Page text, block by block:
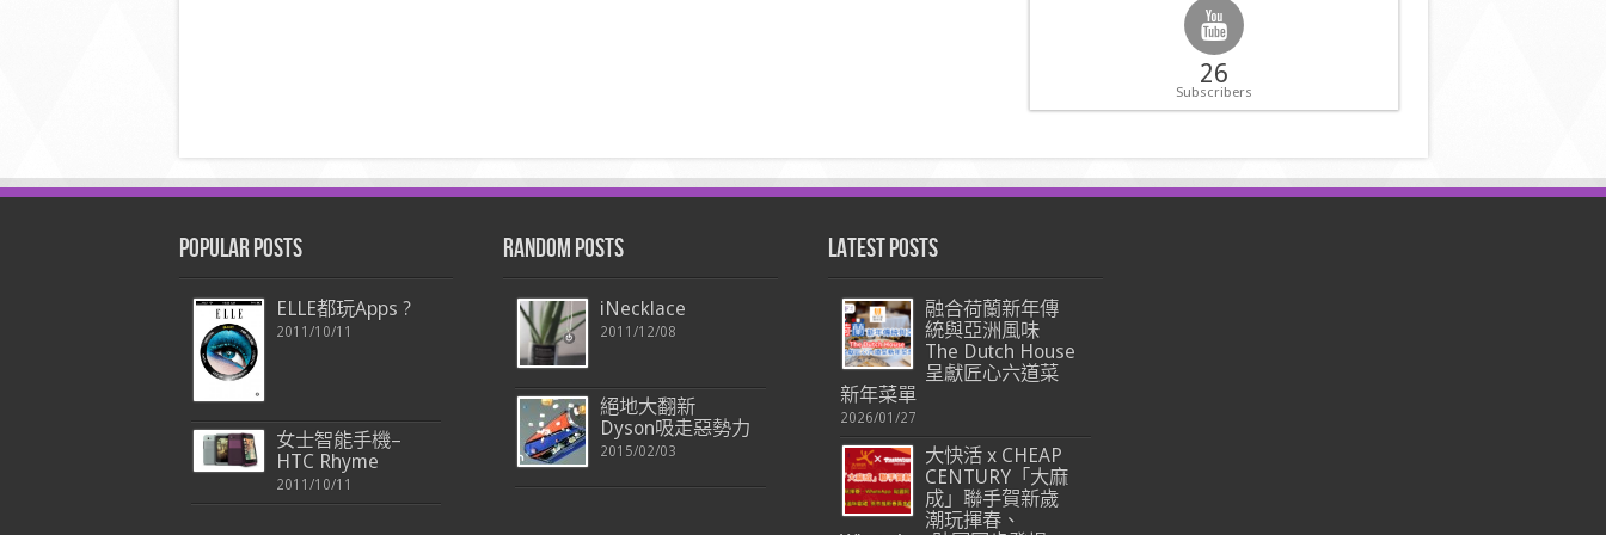
26
Subscribers
Popular Posts
ELLE都玩Apps ?
2011/10/11
女士智能手機–
HTC Rhyme
2011/10/11
Random Posts
iNecklace
2011/12/08
絕地大翻新
Dyson吸走惡勢力
2015/02/03
Latest Posts
融合荷蘭新年傳
統與亞洲風味
The Dutch House
呈獻匠心六道菜
新年菜單
2026/01/27
大快活 x CHEAP
CENTURY「大麻
成」聯手賀新歲
潮玩揮春、